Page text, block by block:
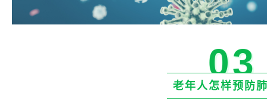
03
老年人怎样预防